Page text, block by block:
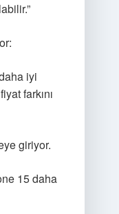
iyi
farkını
giriyor.
15 daha